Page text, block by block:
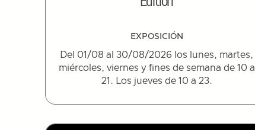
EXPOSICIÓN
Del 01/08 al 30/08/2026 los lunes, martes,
miércoles, viernes y fines de semana de 10 a
21. Los jueves de 10 a 23.